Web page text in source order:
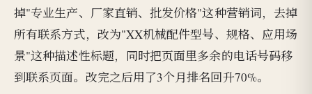
掉"专业生产、厂家直销、批发价格"这种营销词，去掉
所有联系方式，改为"XX机械配件型号、规格、应用场
景"这种描述性标题，同时把页面里多余的电话号码移
到联系页面。改完之后用了3个月排名回升70%。